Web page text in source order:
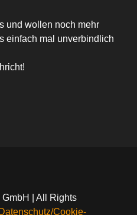
und wollen noch mehr
einfach mal unverbindlich
| All Rights
Cookie-